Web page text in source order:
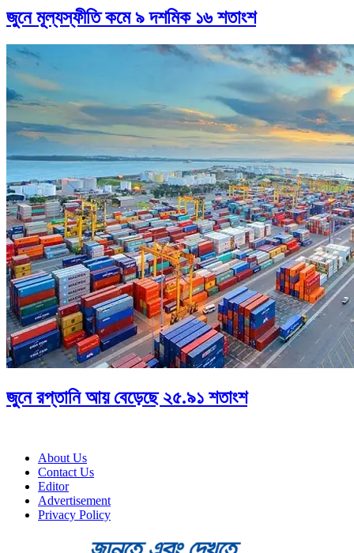
জুনে মূল্যস্ফীতি কমে ৯ দশমিক ১৬ শতাংশ
জুনে রপ্তানি আয় বেড়েছে ২৫.৯১ শতাংশ
About Us
Contact Us
Editor
Advertisement
Privacy Policy